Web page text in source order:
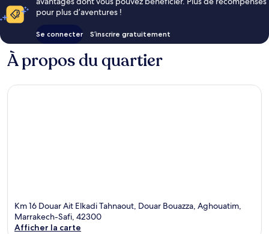
pour plus d’aventures !
Se connecter S’inscrire gratuitement
À propos du quartier
Km 16 Douar Ait Elkadi Tahnaout, Douar Bouazza, Aghouatim,
Marrakech-Safi, 42300
Afficher la carte